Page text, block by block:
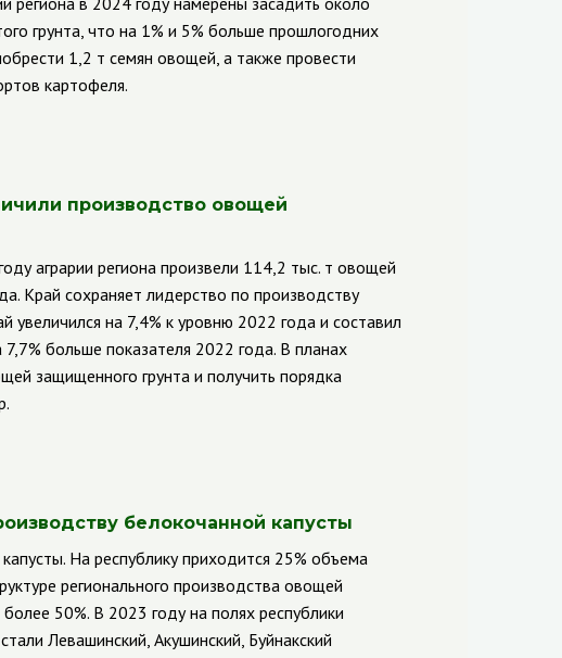
грунта, что на 1% и 5% больше прошлогодних
1,2 т семян овощей, а также провести
картофеля.
производство овощей
аграрии региона произвели 114,2 тыс. т овощей
Край сохраняет лидерство по производству
на 7,4% к уровню 2022 года и составил
больше показателя 2022 года. В планах
защищенного грунта и получить порядка
белокочанной капусты
На республику приходится 25% объема
регионального производства овощей
50%. В 2023 году на полях республики
Левашинский, Акушинский, Буйнакский